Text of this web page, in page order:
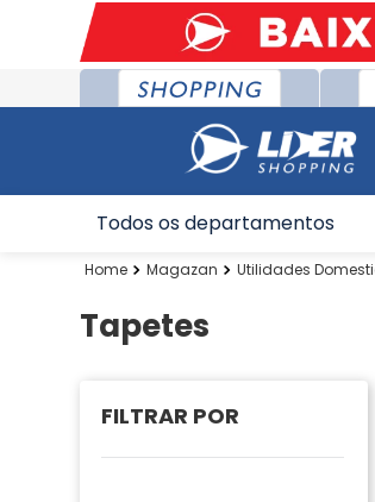
Todos os departamentos
Magazan Utilidades
Tapetes